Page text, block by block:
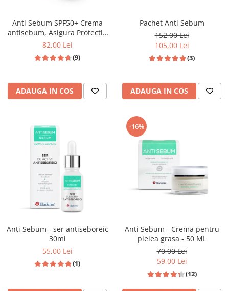
Anti Sebum SPF50+ Crema
antisebum, Asigura Protectie
solara ridicata , 50 ML
82,00 Lei
(9)
ADAUGA IN COS
Pachet Anti Sebum
152,00 Lei
105,00 Lei
(3)
ADAUGA IN COS
Anti Sebum - ser antiseboreic
30ml
55,00 Lei
(1)
-16%
Anti Sebum - Crema pentru
pielea grasa - 50 ML
70,00 Lei
59,00 Lei
(12)